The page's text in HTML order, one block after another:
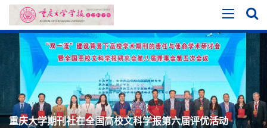
重庆大学期刊社在全国高校文科学报第六届评优活动